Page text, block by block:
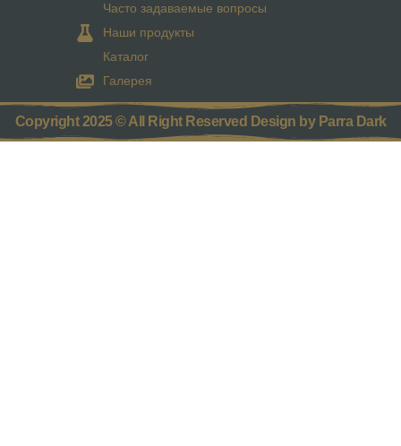
Часто задаваемые вопросы
Наши продукты
Каталог
Галерея
Copyright 2025 © All Right Reserved Design by Parra Dark